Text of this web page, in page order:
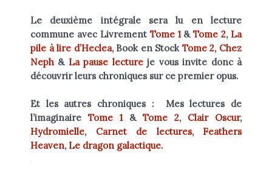
.
Le deuxième intégrale sera lu en lecture
commune avec Livrement Tome 1&Tome 2, La
pile à lire d’Heclea, Book en Stock Tome 2, Chez
Neph & La pause lectureje vous invite donc à
découvrir leurs chroniques sur ce premier opus.
Et les autres chroniques : Mes lectures de
l’imaginaire Tome 1& Tome 2, Clair Oscur,
Hydromielle, Carnet de lectures, Feathers
Heaven, Le dragon galactique.
.